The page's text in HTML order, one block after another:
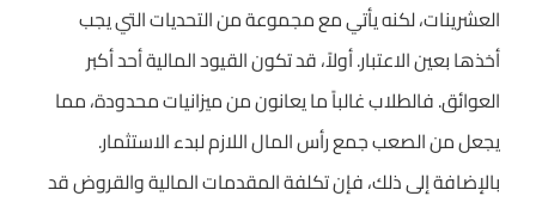
العشرينات، لكنه يأتي مع مجموعة من التحديات التي يجب
أخذها بعين الاعتبار. أولاً، قد تكون القيود المالية أحد أكبر
العوائق. فالطلاب غالباً ما يعانون من ميزانيات محدودة، مما
يجعل من الصعب جمع رأس المال اللازم لبدء الاستثمار.
بالإضافة إلى ذلك، فإن تكلفة المقدمات المالية والقروض قد